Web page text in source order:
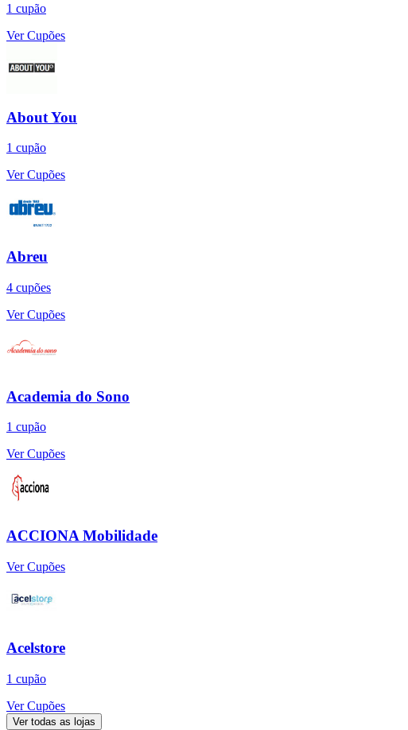
1 cupão
Ver Cupões
About You
1 cupão
Ver Cupões
Abreu
4 cupões
Ver Cupões
Academia do Sono
1 cupão
Ver Cupões
ACCIONA Mobilidade
Ver Cupões
Acelstore
1 cupão
Ver Cupões
Ver todas as lojas